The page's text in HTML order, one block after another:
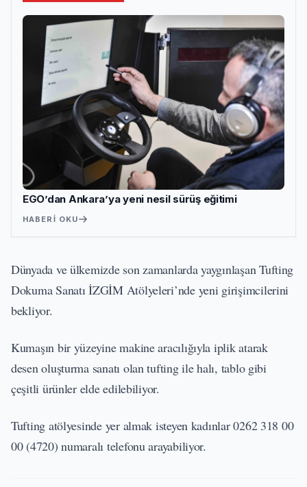
EGO’dan Ankara’ya yeni nesil sürüş eğitimi
HABERI OKU
Dünyada ve ülkemizde son zamanlarda yaygınlaşan Tufting
Dokuma Sanatı İZGİM Atölyeleri’nde yeni girişimcilerini
bekliyor.
Kumaşın bir yüzeyine makine aracılığıyla iplik atarak
desen oluşturma sanatı olan tufting ile halı, tablo gibi
çeşitli ürünler elde edilebiliyor.
Tufting atölyesinde yer almak isteyen kadınlar 0262 318 00
00 (4720) numaralı telefonu arayabiliyor.